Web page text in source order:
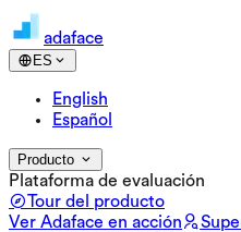
adaface
ES
English
Español
Producto
Plataforma de evaluación
Tour del producto
Ver Adaface en acción